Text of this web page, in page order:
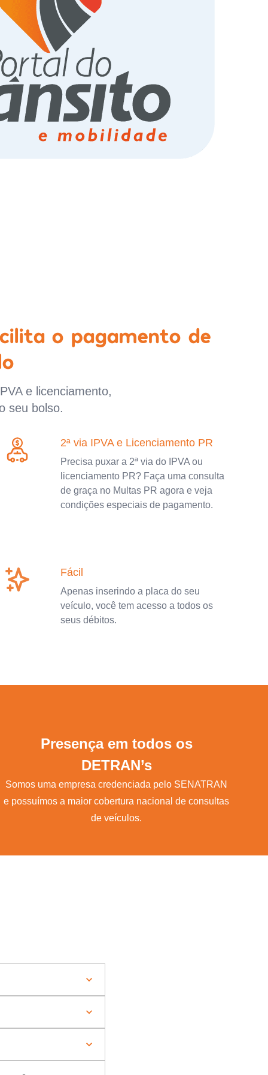
o pagamento de
e licenciamento,
seu bolso.
2ª via IPVA e Licenciamento PR
Precisa puxar a 2ª via do IPVA ou
licenciamento PR? Faça uma consulta
de graça no Multas PR agora e veja
condições especiais de pagamento.
Fácil
Apenas inserindo a placa do seu
veículo, você tem acesso a todos os
seus débitos.
Presença em todos os
DETRAN’s
Somos uma empresa credenciada pelo SENATRAN
e possuímos a maior cobertura nacional de consultas
de veículos.